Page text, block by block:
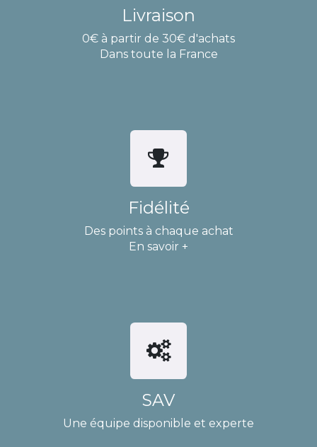
Livraison
0€ à partir de 30€ d'achats
Dans toute la France
Fidélité
Des points à chaque achat
En savoir +
SAV
Une équipe disponible et experte